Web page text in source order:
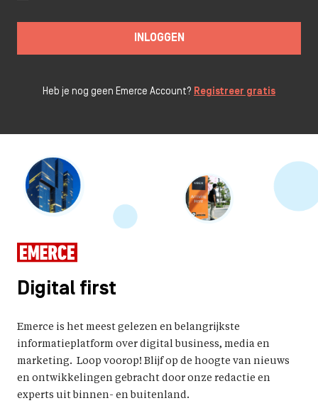
Digital first
Emerce is het meest gelezen en belangrijkste
informatieplatform over digital business, media en
marketing. Loop voorop! Blijf op de hoogte van nieuws
en ontwikkelingen gebracht door onze redactie en
experts uit binnen- en buitenland.
INLOGGEN
Heb je nog geen Emerce Account? Registreer gratis